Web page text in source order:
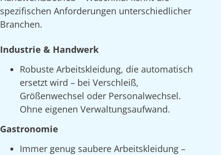
spezifischen Anforderungen unterschiedlicher
Branchen.
Industrie & Handwerk
Robuste Arbeitskleidung, die automatisch
ersetzt wird – bei Verschleiß,
Größenwechsel oder Personalwechsel.
Ohne eigenen Verwaltungsaufwand.
Gastronomie
Immer genug saubere Arbeitskleidung –